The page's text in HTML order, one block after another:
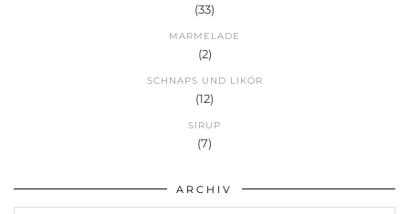
(33)
MARMELADE
(2)
SCHNAPS UND LIKÖR
(12)
SIRUP
(7)
ARCHIV